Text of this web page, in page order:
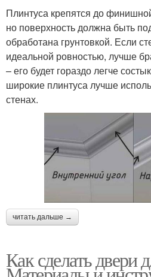
Плинтуса крепятся до
но поверхность должна быть
обработана грунтовкой. Если
идеальной ровностью, лучше
– его будет гораздо легче
широкие плинтуса лучше
стенах.
читать дальше →
Как сделать двери